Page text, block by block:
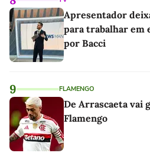
Apresentador
para trabalhar em
por Bacci
9 FLAMENGO
De Arrascaeta vai
Flamengo